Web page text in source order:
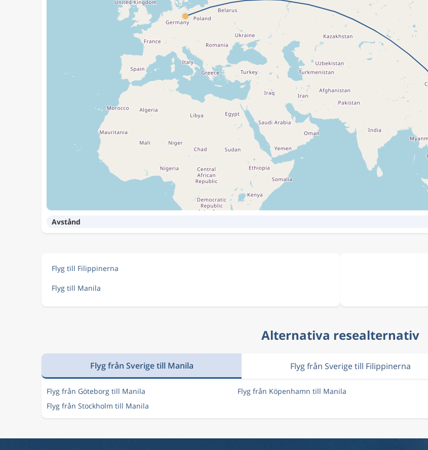
Avstånd
Flyg till Filippinerna
Flyg till Manila
Alternativa resealternativ
Flyg från Sverige till Manila Flyg från Sverige till Filippinerna
Flyg från Göteborg till Manila Flyg från Köpenhamn till Manila
Flyg från Stockholm till Manila